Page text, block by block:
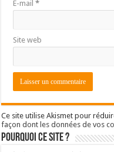
E-mail*
Site web
Ce site utilise Akismet pour
façon dont les données de vos
Pourquoi ce site ?